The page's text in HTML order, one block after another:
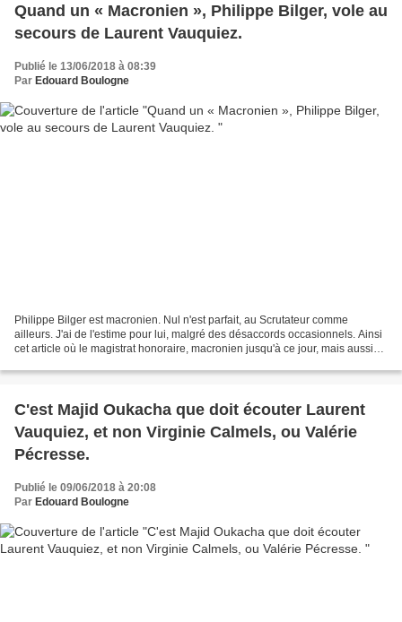
Quand un « Macronien », Philippe Bilger, vole au
secours de Laurent Vauquiez.
Publié le 13/06/2018 à 08:39
Par Edouard Boulogne
Philippe Bilger est macronien. Nul n'est parfait, au Scrutateur comme
ailleurs. J'ai de l'estime pour lui, malgré des désaccords occasionnels. Ainsi
cet article où le magistrat honoraire, macronien jusqu'à ce jour, mais aussi
C'est Majid Oukacha que doit écouter Laurent
Vauquiez, et non Virginie Calmels, ou Valérie
Pécresse.
Publié le 09/06/2018 à 20:08
Par Edouard Boulogne